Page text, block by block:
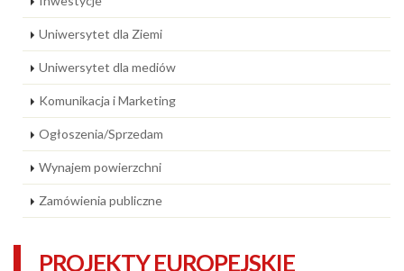
Uniwersytet dla Ziemi
Uniwersytet dla mediów
Komunikacja i Marketing
Ogłoszenia/Sprzedam
Wynajem powierzchni
Zamówienia publiczne
PROJEKTY EUROPEJSKIE